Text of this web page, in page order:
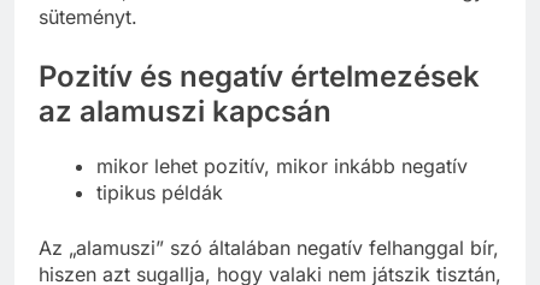
süteményt.
Pozitív és negatív értelmezések
az alamuszi kapcsán
mikor lehet pozitív, mikor inkább negatív
tipikus példák
Az „alamuszi” szó általában negatív felhanggal bír,
hiszen azt sugallja, hogy valaki nem játszik tisztán,